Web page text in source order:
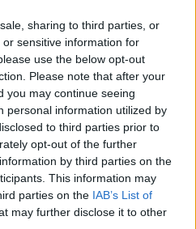
sharing to third parties, or
sensitive information for
use the below opt-out
Please note that after your
you may continue seeing
personal information utilized by
to third parties prior to
opt-out of the further
by third parties on the
This information may
parties on the IAB’s List of
may further disclose it to other
οι σοροί των
χθες το πρωί να